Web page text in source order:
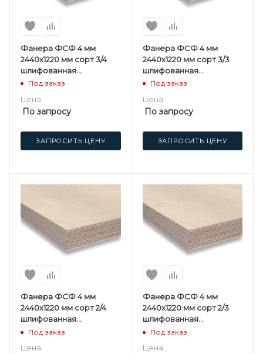
Фанера ФСФ 4 мм
2440х1220 мм сорт 3/4
шлифованная
березовая
Под заказ
Цена:
По запросу
ЗАПРОСИТЬ ЦЕНУ
Фанера ФСФ 4 мм
2440х1220 мм сорт 3/3
шлифованная
березовая
Под заказ
Цена:
По запросу
ЗАПРОСИТЬ ЦЕНУ
Фанера ФСФ 4 мм
2440х1220 мм сорт 2/4
шлифованная
березовая
Под заказ
Цена:
Фанера ФСФ 4 мм
2440х1220 мм сорт 2/3
шлифованная
березовая
Под заказ
Цена: